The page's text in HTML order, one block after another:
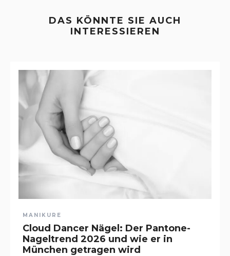
DAS KÖNNTE SIE AUCH
INTERESSIEREN
MANIKURE
Cloud Dancer Nägel: Der Pantone-
Nageltrend 2026 und wie er in
München getragen wird